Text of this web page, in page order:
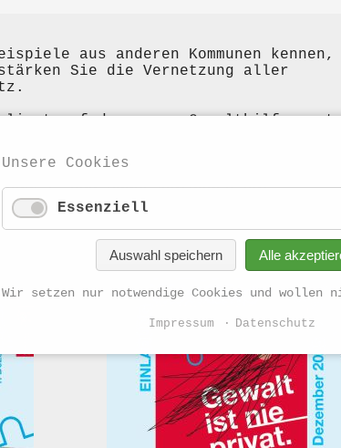
aus anderen Kommunen kennen,
Sie die Vernetzung aller
liegt auf dem neuen
Hecht erläutert wird. Sie
als Verbandsjuristin auf Bundesebene
für kommunale
und Bundesaufgaben auf.
Unsere Cookies
Essenziell
Auswahl speichern Alle
Wir setzen nur notwendige Cookies und wollen
Impressum Datenschutz